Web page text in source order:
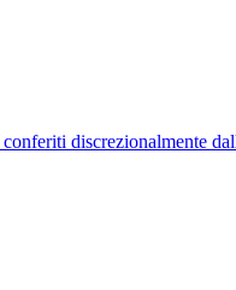
discrezionalmente